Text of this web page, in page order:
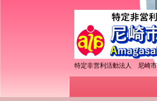
特定非営利活動法人 尼崎